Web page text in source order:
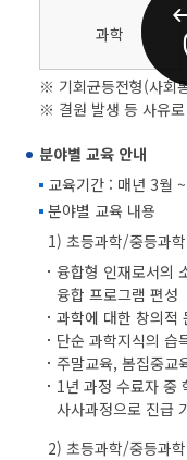
초중생을 위한 영재교
과학
※ 기회균등전형(사회
※ 결원 발생 등 사유
분야별 교육 안내
교육기간 : 매년 3월
분야별 교육 내용
1) 초등과학/중등과
융합형 인재로서의
융합 프로그램 편성
과학에 대한 창의적
단순 과학지식의 습
주말교육, 봄집중교
1년 과정 수료자 중
사사과정으로 진급
2) 초등과학/중등과